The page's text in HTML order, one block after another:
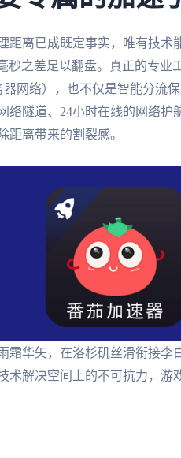
距离已成既定事实，唯有技术
秒之差足以翻盘。真正的专业
网络），也不仅是智能分流
络隧道、24小时在线的网络护
离带来的割裂感。
霜华矢，在洛杉矶丝滑衔接
术解决空间上的不可抗力，游